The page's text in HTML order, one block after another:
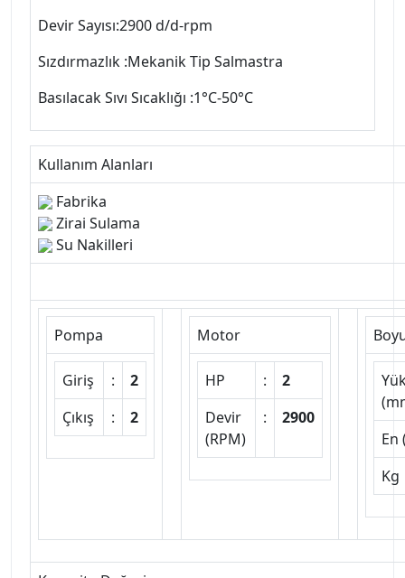
Devir Sayısı:2900 d/d-rpm
Sızdırmazlık :Mekanik Tip Salmastra
Basılacak Sıvı Sıcaklığı :1°C-50°C
Kullanım Alanları
Fabrika
Zirai Sulama
Su Nakilleri
Pompa
Giriş :
2
Çıkış
: 2
Motor
HP :
2
Devir
(RPM)
: 2900
En
Kg